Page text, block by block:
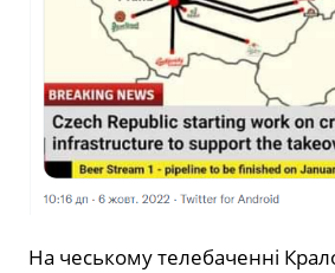
На чеському телебаченні